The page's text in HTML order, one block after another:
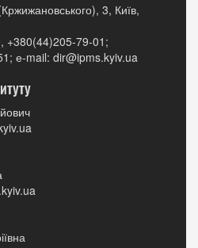
3, Київ,
+380(44)205-79-01;
е-mail: dir@ipms.kyiv.ua